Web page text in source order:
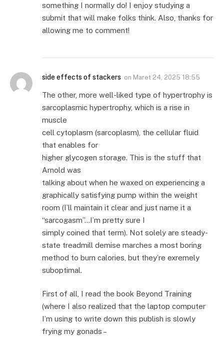
something I normally do! I enjoy studying a
submit that will make folks think. Also, thanks for
allowing me to comment!
side effects of stackers on Maret 24, 2025 18:55
The other, more well-liked type of hypertrophy is
sarcoplasmic hypertrophy, which is a rise in
muscle
cell cytoplasm (sarcoplasm), the cellular fluid
that enables for
higher glycogen storage. This is the stuff that
Arnold was
talking about when he waxed on experiencing a
graphically satisfying pump within the weight
room (I’ll maintain it clear and just name it a
“sarcogasm”…I’m pretty sure I
simply coined that term). Not solely are steady-
state treadmill demise marches a most boring
method to burn calories, but they’re exremely
suboptimal.
First of all, I read the book Beyond Training
(where I also realized that the laptop computer
I’m using to write down this publish is slowly
frying my gonads –